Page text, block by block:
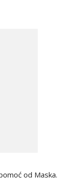
od Maska.